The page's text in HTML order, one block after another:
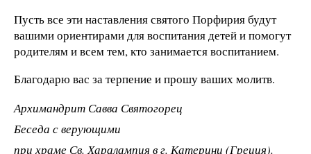
Пусть все эти наставления святого Порфирия будут
вашими ориентирами для воспитания детей и помогут
родителям и всем тем, кто занимается воспитанием.
Благодарю вас за терпение и прошу ваших молитв.
Архимандрит Савва Святогорец
Беседа с верующими
при храме Св. Харалампия в г. Катерини (Греция).